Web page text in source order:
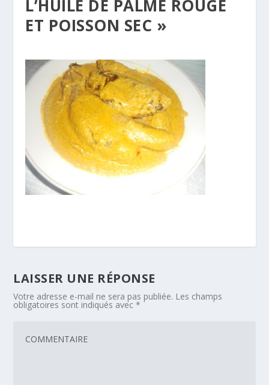
L’HUILE DE PALME ROUGE
ET POISSON SEC »
LAISSER UNE RÉPONSE
Votre adresse e-mail ne sera pas publiée. Les champs
obligatoires sont indiqués avec*